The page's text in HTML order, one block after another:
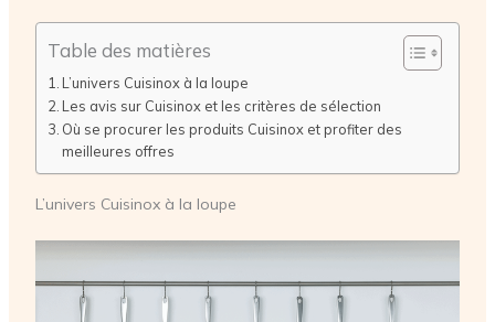
Table des matières
L’univers Cuisinox à la loupe
Les avis sur Cuisinox et les critères de sélection
Où se procurer les produits Cuisinox et profiter des
meilleures offres
L’univers Cuisinox à la loupe